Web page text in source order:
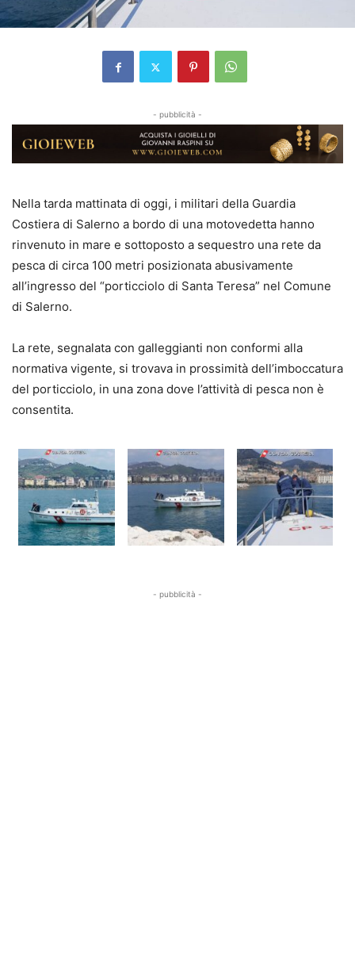
- pubblicità -
Nella tarda mattinata di oggi, i militari della Guardia
Costiera di Salerno a bordo di una motovedetta hanno
rinvenuto in mare e sottoposto a sequestro una rete da
pesca di circa 100 metri posizionata abusivamente
all’ingresso del “porticciolo di Santa Teresa” nel Comune
di Salerno.
La rete, segnalata con galleggianti non conformi alla
normativa vigente, si trovava in prossimità dell’imboccatura
del porticciolo, in una zona dove l’attività di pesca non è
consentita.
- pubblicità -